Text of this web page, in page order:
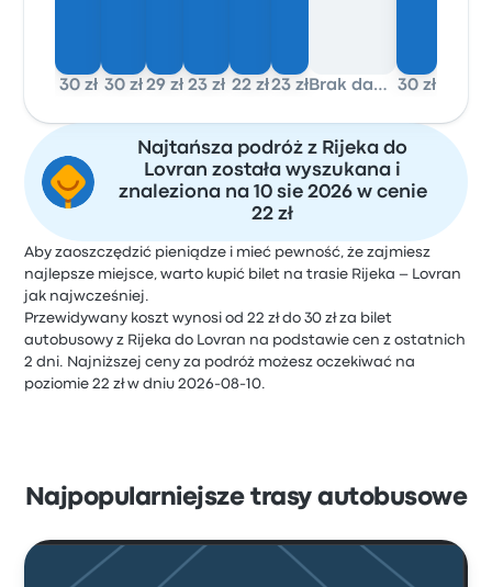
30 zł 30 zł 29 zł 23 zł 22 zł23 zł Brak danych 30 zł
Najtańsza podróż z Rijeka do
Lovran została wyszukana i
znaleziona na 10 sie 2026 w cenie
22 zł
Aby zaoszczędzić pieniądze i mieć pewność, że zajmiesz
najlepsze miejsce, warto kupić bilet na trasie Rijeka – Lovran
jak najwcześniej.
Przewidywany koszt wynosi od 22 zł do 30 zł za bilet
autobusowy z Rijeka do Lovran na podstawie cen z ostatnich
2 dni. Najniższej ceny za podróż możesz oczekiwać na
poziomie 22 zł w dniu 2026-08-10.
Najpopularniejsze trasy autobusowe